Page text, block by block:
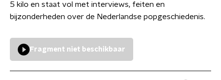
5 kilo en staat vol met interviews, feiten en
bijzonderheden over de Nederlandse popgeschiedenis.
Fragment niet beschikbaar